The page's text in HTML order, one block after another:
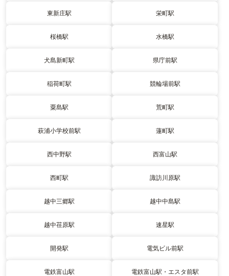
東新庄駅 栄町駅
桜橋駅 水橋駅
犬島新町駅 県庁前駅
稲荷町駅 競輪場前駅
粟島駅 荒町駅
萩浦小学校前駅 蓮町駅
西中野駅 西富山駅
西町駅 諏訪川原駅
越中三郷駅 越中中島駅
越中荏原駅 速星駅
開発駅 電気ビル前駅
電鉄富山駅 電鉄富山駅・エスタ前駅